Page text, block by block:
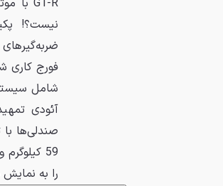
آئودی
صندلی‌ها
را به